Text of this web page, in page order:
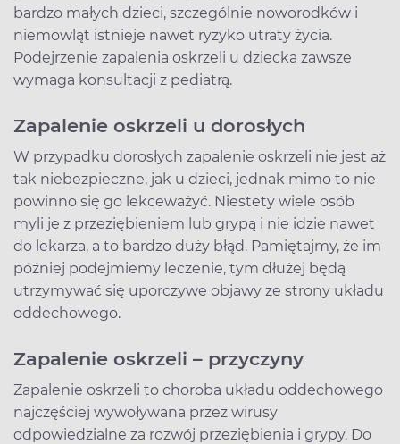
bardzo małych dzieci, szczególnie noworodków i
niemowląt istnieje nawet ryzyko utraty życia.
Podejrzenie zapalenia oskrzeli u dziecka zawsze
wymaga konsultacji z pediatrą.
Zapalenie oskrzeli u dorosłych
W przypadku dorosłych zapalenie oskrzeli nie jest aż
tak niebezpieczne, jak u dzieci, jednak mimo to nie
powinno się go lekceważyć. Niestety wiele osób
myli je z przeziębieniem lub grypą i nie idzie nawet
do lekarza, a to bardzo duży błąd. Pamiętajmy, że im
później podejmiemy leczenie, tym dłużej będą
utrzymywać się uporczywe objawy ze strony układu
oddechowego.
Zapalenie oskrzeli – przyczyny
Zapalenie oskrzeli to choroba układu oddechowego
najczęściej wywoływana przez wirusy
odpowiedzialne za rozwój przeziębienia i grypy. Do